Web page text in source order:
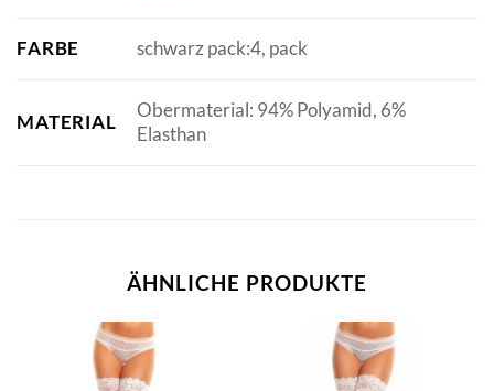
FARBE schwarz pack:4, pack
MATERIAL
Obermaterial: 94% Polyamid, 6%
Elasthan
ÄHNLICHE PRODUKTE